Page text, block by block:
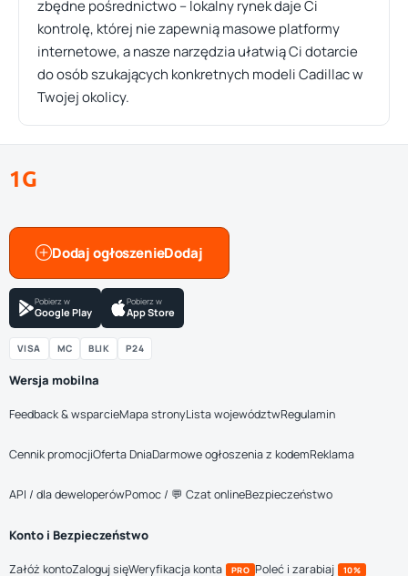
zbędne pośrednictwo – lokalny rynek daje Ci
kontrolę, której nie zapewnią masowe platformy
internetowe, a nasze narzędzia ułatwią Ci dotarcie
do osób szukających konkretnych modeli Cadillac w
Twojej okolicy.
1G
Dodaj ogłoszenie
Pobierz w
Google Play
Pobierz w
App Store
VISA MC BLIK P24
Wersja mobilna
Feedback & wsparcieMapa stronyLista województwRegulamin
Cennik promocjiOferta DniaDarmowe ogłoszenia z kodemReklama
API / dla deweloperówPomoc / 💬 Czat onlineBezpieczeństwo
Konto i Bezpieczeństwo
Załóż kontoZaloguj sięWeryfikacja konta PRO Poleć i zarabiaj 10%